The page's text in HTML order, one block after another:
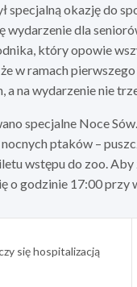
okazję do
dla
który opowie
w ramach
na wydarzenie nie
specjalne Noce
nocnych ptaków –
wstępu do zoo. Aby
o godzinie 17:00
się hospitalizacją